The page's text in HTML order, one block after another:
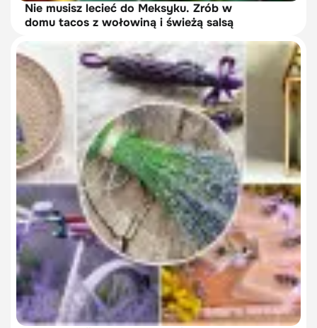
Nie musisz lecieć do Meksyku. Zrób w
domu tacos z wołowiną i świeżą salsą